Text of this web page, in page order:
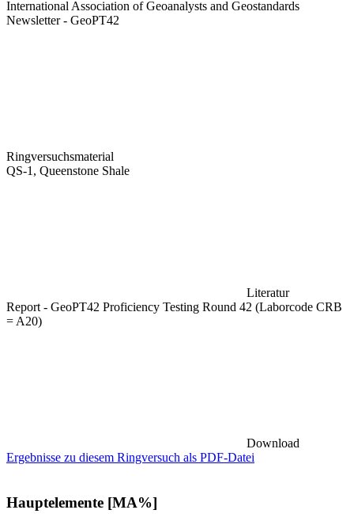
International Association of Geoanalysts and Geostandards
Newsletter - GeoPT42
Ringversuchsmaterial
QS-1, Queenstone Shale
Literatur
Report - GeoPT42 Proficiency Testing Round 42 (Laborcode CRB
= A20)
Download
Ergebnisse zu diesem Ringversuch als PDF-Datei
Hauptelemente [MA%]